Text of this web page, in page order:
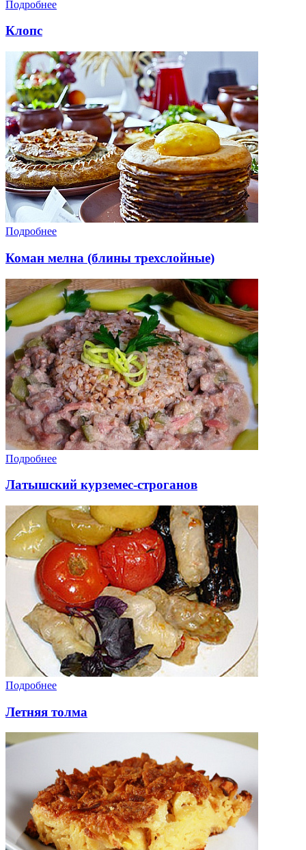
Подробнее
Клопс
Подробнее
Коман мелна (блины трехслойные)
Подробнее
Латышский курземес-строганов
Подробнее
Летняя толма